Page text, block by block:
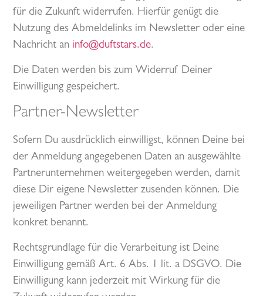
für die Zukunft widerrufen. Hierfür genügt die
Nutzung des Abmeldelinks im Newsletter oder eine
Nachricht an info@duftstars.de.
Die Daten werden bis zum Widerruf Deiner
Einwilligung gespeichert.
Partner-Newsletter
Sofern Du ausdrücklich einwilligst, können Deine bei
der Anmeldung angegebenen Daten an ausgewählte
Partnerunternehmen weitergegeben werden, damit
diese Dir eigene Newsletter zusenden können. Die
jeweiligen Partner werden bei der Anmeldung
konkret benannt.
Rechtsgrundlage für die Verarbeitung ist Deine
Einwilligung gemäß Art. 6 Abs. 1 lit. a DSGVO. Die
Einwilligung kann jederzeit mit Wirkung für die